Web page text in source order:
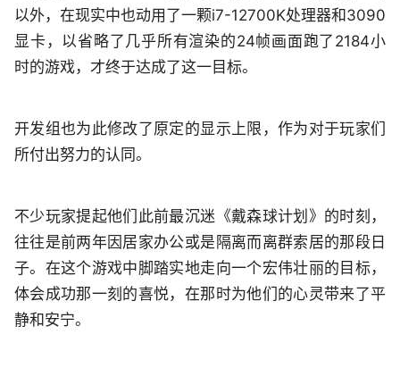
以外，在现实中也动用了一颗i7-12700K处理器和3090
显卡，以省略了几乎所有渲染的24帧画面跑了2184小
时的游戏，才终于达成了这一目标。
开发组也为此修改了原定的显示上限，作为对于玩家们
所付出努力的认同。
不少玩家提起他们此前最沉迷《戴森球计划》的时刻，
往往是前两年因居家办公或是隔离而离群索居的那段日
子。在这个游戏中脚踏实地走向一个宏伟壮丽的目标，
体会成功那一刻的喜悦，在那时为他们的心灵带来了平
静和安宁。